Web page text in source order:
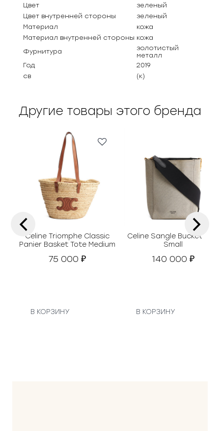
Цвет
зеленый
Цвет внутренней стороны
зеленый
Материал
кожа
Материал внутренней стороны кожа
Фурнитура
золотистый
металл
Год
2019
св
(к)
Другие товары этого бренда
Celine Triomphe Classic
Panier Basket Tote Medium
75 000₽
В КОРЗИНУ
Celine Sangle Bucket Bag
Small
140 000 ₽
В КОРЗИНУ
‹ ›